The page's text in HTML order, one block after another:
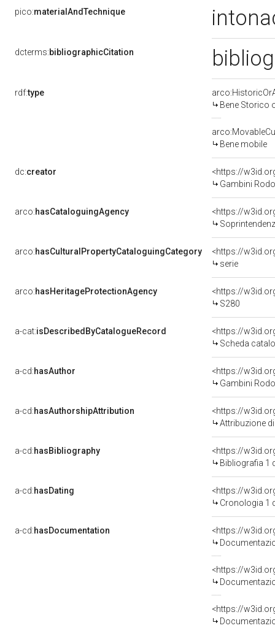
pico:materialAndTechnique
dcterms:bibliographicCitation
rdf:type
Bene Storico
Bene mobile
dc:creator
<https://
Gambini
arco:hasCataloguingAgency
<https://
arco:hasCulturalPropertyCataloguingCategory
<https://
serie
arco:hasHeritageProtectionAgency
<https://
S280
a-cat:isDescribedByCatalogueRecord
<https://
Scheda
a-cd:hasAuthor
<https://
Gambini
a-cd:hasAuthorshipAttribution
<https://
Attribuzione
a-cd:hasBibliography
<https://
Bibliografia 1
a-cd:hasDating
<https://
Cronologia 1
a-cd:hasDocumentation